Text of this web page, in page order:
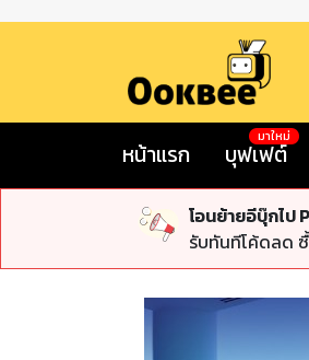
หน้าแรก บุฟเฟต์
มาใหม่
โอนย้ายอีบุ๊กไป
รับทันทีโค้ดลด